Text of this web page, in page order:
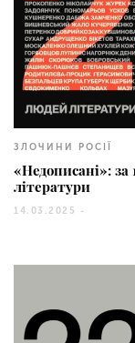
ЗЛОЧИНИ РОСІЇ
«Недописані»: за
літератури
14.03.2025 -